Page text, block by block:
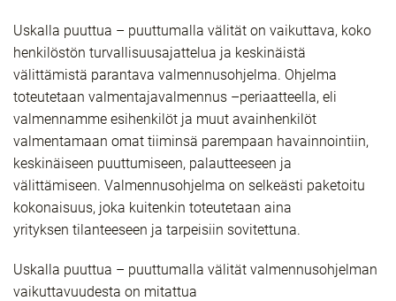
Uskalla puuttua – puuttumalla välität on vaikuttava, koko
henkilöstön turvallisuusajattelua ja keskinäistä
välittämistä parantava valmennusohjelma. Ohjelma
toteutetaan valmentajavalmennus –periaatteella, eli
valmennamme esihenkilöt ja muut avainhenkilöt
valmentamaan omat tiiminsä parempaan havainnointiin,
keskinäiseen puuttumiseen, palautteeseen ja
välittämiseen. Valmennusohjelma on selkeästi paketoitu
kokonaisuus, joka kuitenkin toteutetaan aina
yrityksen tilanteeseen ja tarpeisiin sovitettuna.
Uskalla puuttua – puuttumalla välität valmennusohjelman
vaikuttavuudesta on mitattua